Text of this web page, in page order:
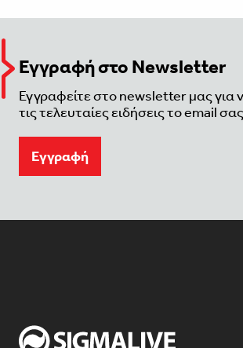
Εγγραφή στο Newsletter
Εγγραφείτε στο newsletter μας για
τις τελευταίες ειδήσεις το email
Eγγραφή